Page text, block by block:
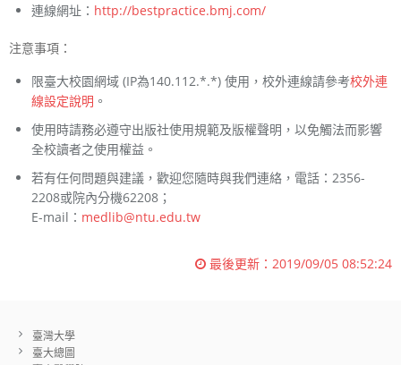
連線網址： http://bestpractice.bmj.com/
注意事項：
限臺大校園網域 (IP為140.112.*.*) 使用，校外連線請參考校外連
線設定說明 。
使用時請務必遵守出版社使用規範及版權聲明，以免觸法而影響
全校讀者之使用權益。
若有任何問題與建議，歡迎您隨時與我們連絡，電話：2356-
2208或院內分機62208；
E-mail： medlib@ntu.edu.tw
最後更新： 2019/09/05 08:52:24
臺灣大學
臺大總圖